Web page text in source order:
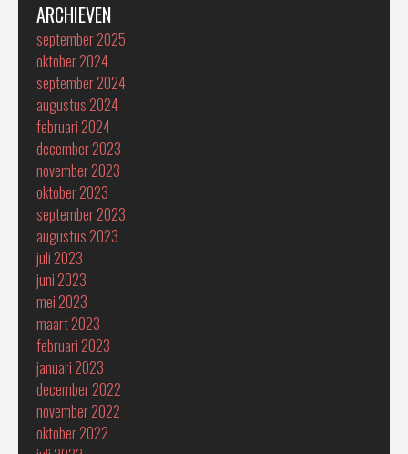
ARCHIEVEN
september 2025
oktober 2024
september 2024
augustus 2024
februari 2024
december 2023
november 2023
oktober 2023
september 2023
augustus 2023
juli 2023
juni 2023
mei 2023
maart 2023
februari 2023
januari 2023
december 2022
november 2022
oktober 2022